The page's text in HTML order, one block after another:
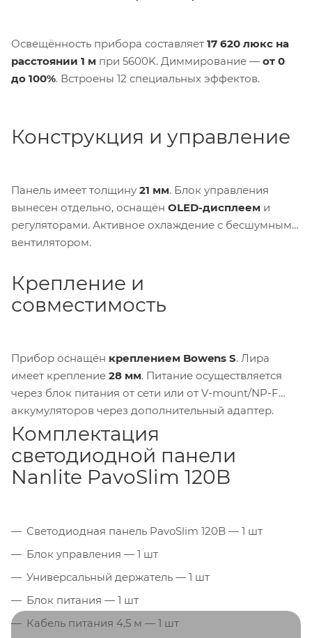
Освещённость прибора составляет 17 620 люкс на
расстоянии 1 м при 5600K. Диммирование — от 0
до 100%. Встроены 12 специальных эффектов.
Конструкция и управление
Панель имеет толщину 21 мм. Блок управления
вынесен отдельно, оснащён OLED-дисплеем и
регуляторами. Активное охлаждение с бесшумным
вентилятором.
Крепление и
совместимость
Прибор оснащён креплением Bowens S. Лира
имеет крепление 28 мм. Питание осуществляется
через блок питания от сети или от V-mount/NP-F
аккумуляторов через дополнительный адаптер.
Комплектация
светодиодной панели
Nanlite PavoSlim 120B
Светодиодная панель PavoSlim 120B — 1 шт
Блок управления — 1 шт
Универсальный держатель — 1 шт
Блок питания — 1 шт
Кабель питания 4,5 м — 1 шт